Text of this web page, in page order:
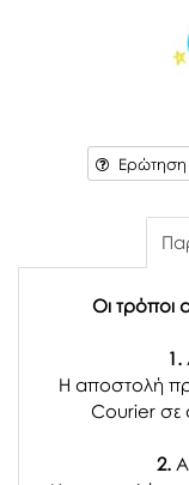
Ερώτηση
Οι τρόποι
1.
Η αποστολή
Courier σε
2.